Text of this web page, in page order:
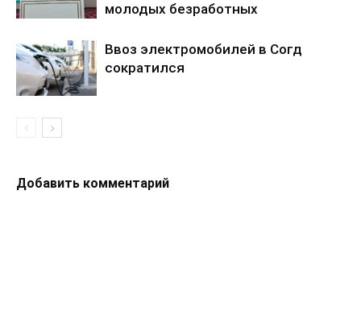
молодых безработных
Ввоз электромобилей в Согд
сократился
Добавить комментарий